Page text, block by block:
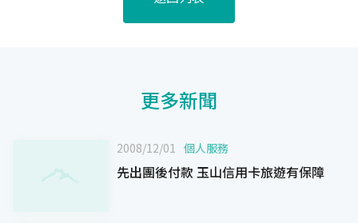
更多新聞
2008/12/01 個人服務
先出團後付款 玉山信用卡旅遊有保障